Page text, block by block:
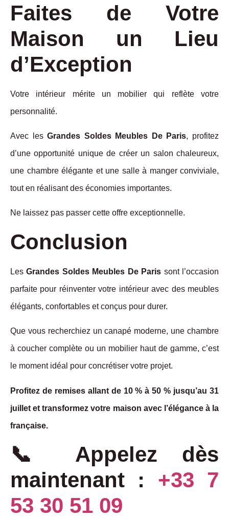
Faites de Votre
Maison un Lieu
d’Exception
Votre intérieur mérite un mobilier qui reflète votre
personnalité.
Avec lesGrandes Soldes Meubles De Paris, profitez
d’une opportunité unique de créer un salon chaleureux,
une chambre élégante et une salle à manger conviviale,
tout en réalisant des économies importantes.
Ne laissez pas passer cette offre exceptionnelle.
Conclusion
LesGrandes Soldes Meubles De Paris sont l’occasion
parfaite pour réinventer votre intérieur avec des meubles
élégants, confortables et conçus pour durer.
Que vous recherchiez un canapé moderne, une chambre
à coucher complète ou un mobilier haut de gamme, c’est
le moment idéal pour concrétiser votre projet.
Profitez de remises allant de 10 % à 50 % jusqu’au 31
juillet et transformez votre maison avec l’élégance à la
française.
📞 Appelez dès
maintenant : +33 7
53 30 51 09